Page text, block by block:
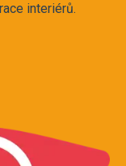
interiérů.